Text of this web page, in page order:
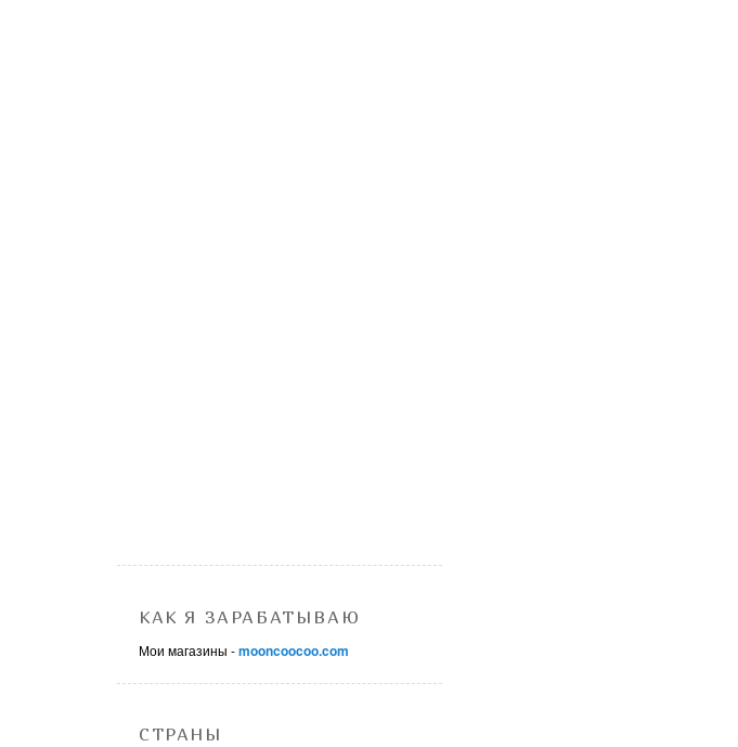
КАК Я ЗАРАБАТЫВАЮ
Мои магазины -mooncoocoo.com
СТРАНЫ